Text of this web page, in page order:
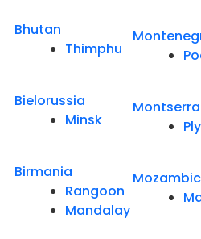
Bhutan
Thimphu
Bielorussia
Minsk
Birmania
Rangoon
Mandalay